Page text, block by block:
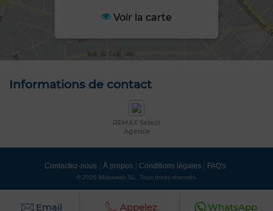
Voir la carte
Informations de contact
REMAX Select
Agence
Email Appelez WhatsApp
Contactez-nous À propos Conditions légales FAQ's
© 2026 Mubawab SL. Tous droits réservés.